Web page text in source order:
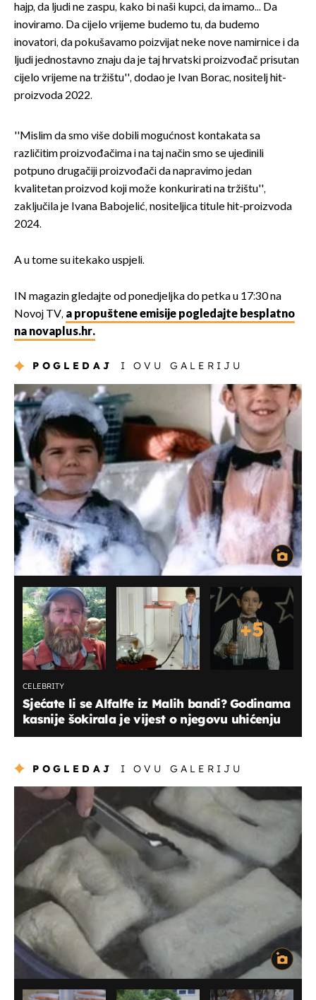
hajp, da ljudi ne zaspu, kako bi naši kupci, da imamo... Da
inoviramo. Da cijelo vrijeme budemo tu, da budemo
inovatori, da pokušavamo poizvijat neke nove namirnice i da
ljudi jednostavno znaju da je taj hrvatski proizvođač prisutan
cijelo vrijeme na tržištu'', dodao je Ivan Borac, nositelj hit-
proizvoda 2022.
''Mislim da smo više dobili mogućnost kontakata sa
različitim proizvođačima i na taj način smo se ujedinili
potpuno drugačiji proizvođači da napravimo jedan
kvalitetan proizvod koji može konkurirati na tržištu'',
zaključila je Ivana Babojelić, nositeljica titule hit-proizvoda
2024.
A u tome su itekako uspjeli.
IN magazin gledajte od ponedjeljka do petka u 17:30 na
Novoj TV, a propuštene emisije pogledajte besplatno
na novaplus.hr.
POGLEDAJ I OVU GALERIJU
+5
CELEBRITY
Sjećate li se Alfalfe iz Malih bandi? Godinama
kasnije šokirala je vijest o njegovu uhićenju
POGLEDAJ I OVU GALERIJU